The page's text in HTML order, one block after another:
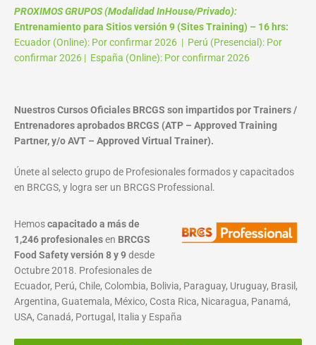
PROXIMOS GRUPOS (Modalidad InHouse/Privado):
Entrenamiento para Sitios versión 9 (Sites Training) – 16 hrs:
Ecuador (Online): Por confirmar 2026 | Perú (Presencial): Por
confirmar 2026 | España (Online): Por confirmar 2026
Nuestros Cursos Oficiales BRCGS son impartidos por Trainers /
Entrenadores aprobados BRCGS (ATP – Approved Training
Partner, y/o AVT – Approved Virtual Trainer).
Únete al selecto grupo de Profesionales formados y capacitados
en BRCGS, y logra ser un BRCGS Professional.
Hemoscapacitado a más de
1,246 profesionalesen BRCGS
Food Safety versión 8 y 9desde
Octubre 2018. Profesionales de
Ecuador, Perú, Chile, Colombia, Bolivia, Paraguay, Uruguay, Brasil,
Argentina, Guatemala, México, Costa Rica, Nicaragua, Panamá,
USA, Canadá, Portugal, Italia y España